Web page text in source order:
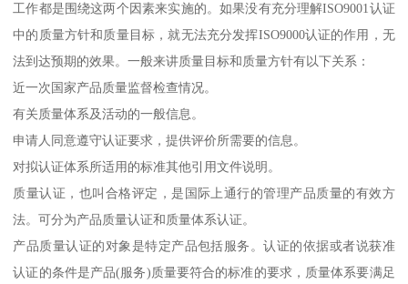
工作都是围绕这两个因素来实施的。如果没有充分理解ISO9001认证
中的质量方针和质量目标，就无法充分发挥ISO9000认证的作用，无
法到达预期的效果。一般来讲质量目标和质量方针有以下关系：
近一次国家产品质量监督检查情况。
有关质量体系及活动的一般信息。
申请人同意遵守认证要求，提供评价所需要的信息。
对拟认证体系所适用的标准其他引用文件说明。
质量认证，也叫合格评定，是国际上通行的管理产品质量的有效方
法。可分为产品质量认证和质量体系认证。
产品质量认证的对象是特定产品包括服务。认证的依据或者说获准
认证的条件是产品(服务)质量要符合的标准的要求，质量体系要满足